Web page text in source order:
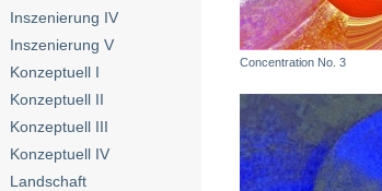
Inszenierung IV
Inszenierung V
Konzeptuell I
Konzeptuell II
Konzeptuell III
Konzeptuell IV
Landschaft
Concentration No. 3